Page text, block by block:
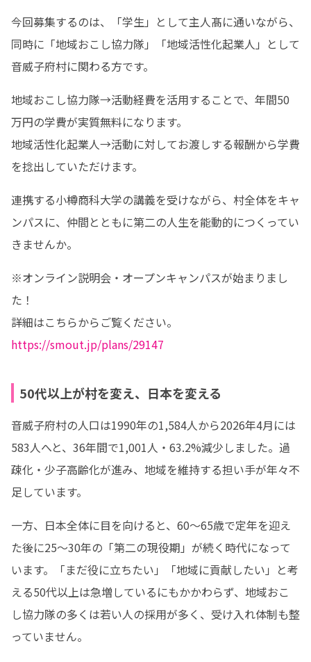
今回募集するのは、「学生」として主人髙に通いながら、
同時に「地域おこし協力隊」「地域活性化起業人」として
音威子府村に関わる方です。
地域おこし協力隊→活動経費を活用することで、年間50
万円の学費が実質無料になります。
地域活性化起業人→活動に対してお渡しする報酬から学費
を捻出していただけます。
連携する小樽商科大学の講義を受けながら、村全体をキャ
ンパスに、仲間とともに第二の人生を能動的につくってい
きませんか。
※オンライン説明会・オープンキャンパスが始まりまし
た！
https://smout.jp/plans/29147
50代以上が村を変え、日本を変える
音威子府村の人口は1990年の1,584人から2026年4月には
583人へと、36年間で1,001人・63.2%減少しました。過
疎化・少子高齢化が進み、地域を維持する担い手が年々不
足しています。
一方、日本全体に目を向けると、60〜65歳で定年を迎え
た後に25〜30年の「第二の現役期」が続く時代になって
います。「まだ役に立ちたい」「地域に貢献したい」と考
える50代以上は急増しているにもかかわらず、地域おこ
し協力隊の多くは若い人の採用が多く、受け入れ体制も整
っていません。